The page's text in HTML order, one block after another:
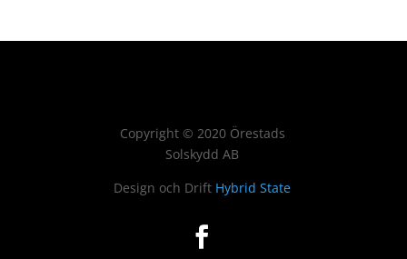
Copyright © 2020 Örestads
Solskydd AB
Design och Drift Hybrid State